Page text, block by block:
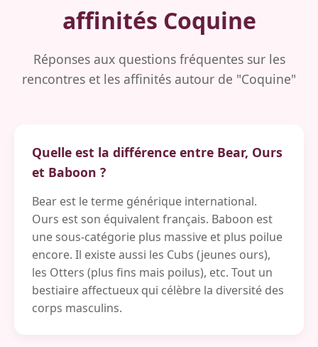
affinités Coquine
Réponses aux questions fréquentes sur les
rencontres et les affinités autour de "Coquine"
Quelle est la différence entre Bear, Ours
et Baboon ?
Bear est le terme générique international.
Ours est son équivalent français. Baboon est
une sous-catégorie plus massive et plus poilue
encore. Il existe aussi les Cubs (jeunes ours),
les Otters (plus fins mais poilus), etc. Tout un
bestiaire affectueux qui célèbre la diversité des
corps masculins.